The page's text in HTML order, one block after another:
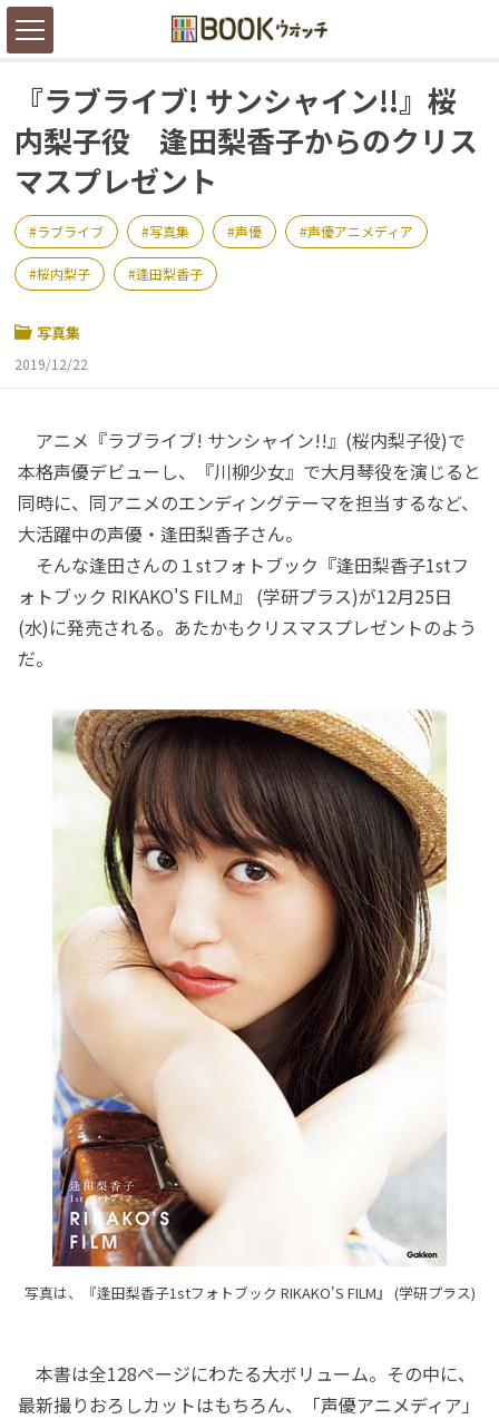
『ラブライブ! サンシャイン!!』桜
内梨子役 逢田梨香子からのクリス
マスプレゼント
ラブライブ 写真集 声優 声優アニメディア
桜内梨子 逢田梨香子
写真集
2019/12/22
アニメ『ラブライブ! サンシャイン!!』(桜内梨子役)で
本格声優デビューし、『川柳少女』で大月琴役を演じると
同時に、同アニメのエンディングテーマを担当するなど、
大活躍中の声優・逢田梨香子さん。
そんな逢田さんの１stフォトブック『逢田梨香子1stフ
ォトブック RIKAKO'S FILM』 (学研プラス)が12月25日
(水)に発売される。あたかもクリスマスプレゼントのよう
だ。
写真は、『逢田梨香子1stフォトブック RIKAKO'S FILM』 (学研プラス)
本書は全128ページにわたる大ボリューム。その中に、
最新撮りおろしカットはもちろん、「声優アニメディア」